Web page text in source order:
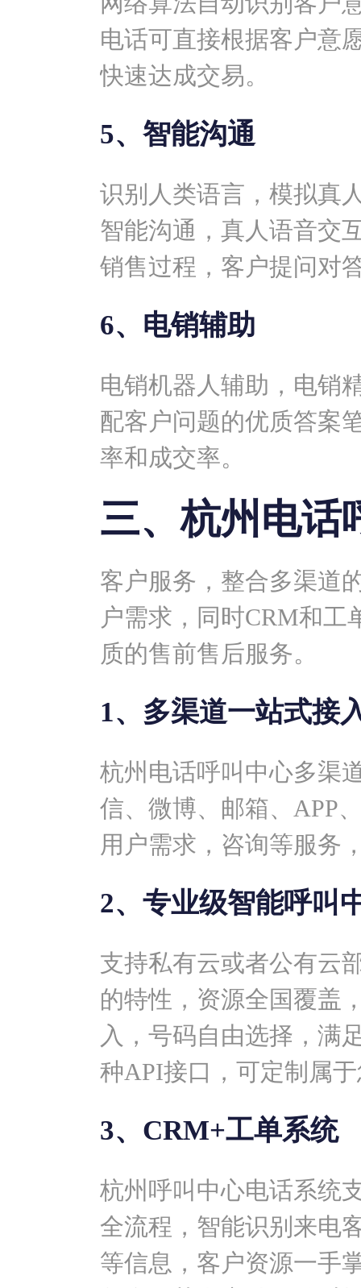
电话可直接根据客户意
快速达成交易。
5、智能沟通
识别人类语言，模拟真
智能沟通，真人语音交
销售过程，客户提问对
6、电销辅助
电销机器人辅助，电销
配客户问题的优质答案
率和成交率。
三、杭州电话
客户服务，整合多渠道
户需求，同时CRM和
质的售前售后服务。
1、多渠道一站式接
杭州电话呼叫中心多渠
信、微博、邮箱、APP
用户需求，咨询等服务
2、专业级智能呼叫
支持私有云或者公有云
的特性，资源全国覆盖
入，号码自由选择，满
种API接口，可定制属
3、CRM+工单系统
杭州呼叫中心电话系统
全流程，智能识别来电
等信息，客户资源一手